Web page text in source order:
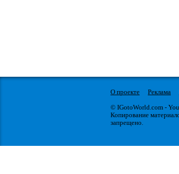
О проекте Реклама
© IGotoWorld.com -
Копирование
запрещено.